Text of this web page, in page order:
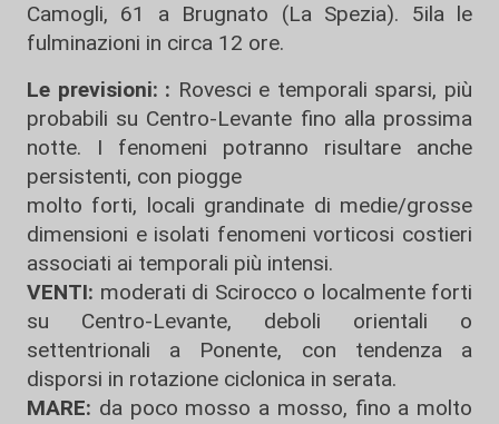
Camogli, 61 a Brugnato (La Spezia). 5ila le
fulminazioni in circa 12 ore.
Le previsioni: : Rovesci e temporali sparsi, più
probabili su Centro-Levante fino alla prossima
notte. I fenomeni potranno risultare anche
persistenti, con piogge
molto forti, locali grandinate di medie/grosse
dimensioni e isolati fenomeni vorticosi costieri
associati ai temporali più intensi.
VENTI: moderati di Scirocco o localmente forti
su Centro-Levante, deboli orientali o
settentrionali a Ponente, con tendenza a
disporsi in rotazione ciclonica in serata.
MARE: da poco mosso a mosso, fino a molto